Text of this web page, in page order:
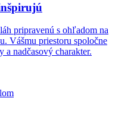
pripravenú s ohľadom na
Vášmu priestoru spoločne
a nadčasový charakter.